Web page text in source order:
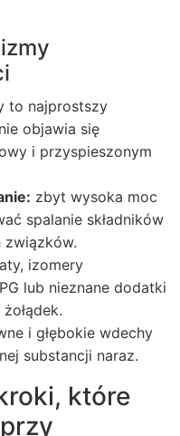
to najprostszy
objawia się
i przyspieszonym
zbyt wysoka moc
spalanie składników
związków.
izomery
lub nieznane dodatki
i głębokie wdechy
substancji naraz.
które